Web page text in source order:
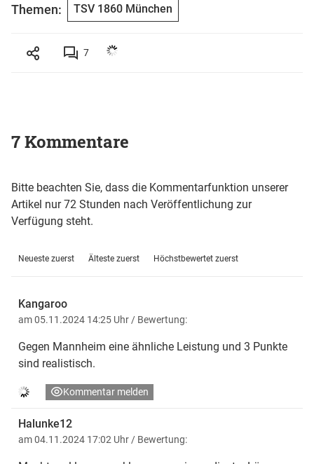
Themen: TSV 1860 München
7
7 Kommentare
Bitte beachten Sie, dass die Kommentarfunktion unserer
Artikel nur 72 Stunden nach Veröffentlichung zur
Verfügung steht.
Neueste zuerst Älteste zuerst Höchstbewertet zuerst
Kangaroo
am 05.11.2024 14:25 Uhr / Bewertung:
Gegen Mannheim eine ähnliche Leistung und 3 Punkte
sind realistisch.
Kommentar melden
Halunke12
am 04.11.2024 17:02 Uhr / Bewertung: